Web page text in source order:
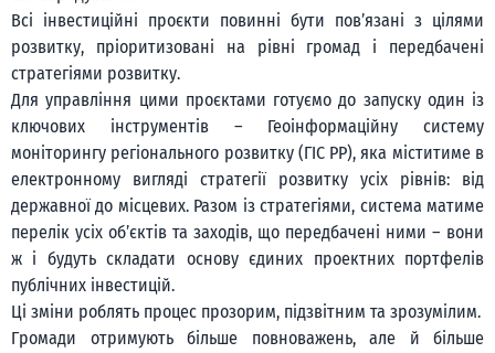
Всі інвестиційні проєкти повинні бути пов’язані з цілями
розвитку, пріоритизовані на рівні громад і передбачені
стратегіями розвитку.
Для управління цими проєктами готуємо до запуску один із
ключових інструментів – Геоінформаційну систему
моніторингу регіонального розвитку (ГІС РР), яка міститиме в
електронному вигляді стратегії розвитку усіх рівнів: від
державної до місцевих. Разом із стратегіями, система матиме
перелік усіх обʼєктів та заходів, що передбачені ними – вони
ж і будуть складати основу єдиних проектних портфелів
публічних інвестицій.
Ці зміни роблять процес прозорим, підзвітним та зрозумілим.
Громади отримують більше повноважень, але й більше